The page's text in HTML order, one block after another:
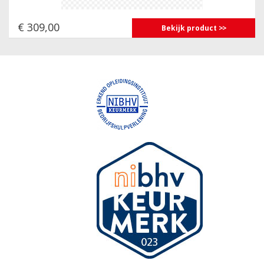
€ 309,00 Bekijk product